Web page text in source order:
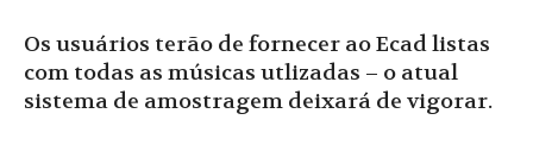
Os usuários terão de fornecer ao Ecad listas
com todas as músicas utlizadas – o atual
sistema de amostragem deixará de vigorar.